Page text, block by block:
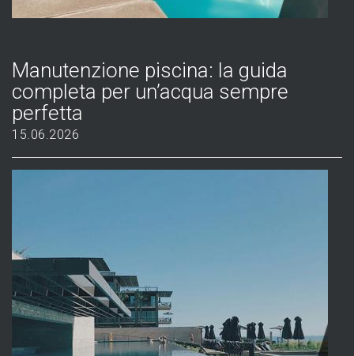
Manutenzione piscina: la guida
completa per un’acqua sempre
perfetta
15.06.2026